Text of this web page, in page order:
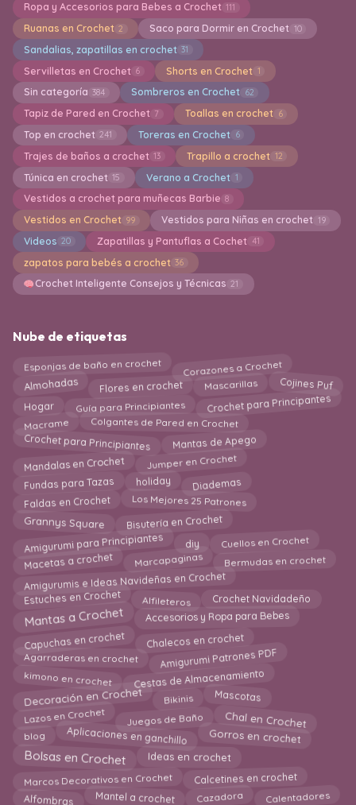
Ropa y Accesorios para Bebes a Crochet 111
Ruanas en Crochet 2 Saco para Dormir en Crochet 10
Sandalias, zapatillas en crochet 31
Servilletas en Crochet 6 Shorts en Crochet 1
Sin categoría 384 Sombreros en Crochet 62
Tapiz de Pared en Crochet 7 Toallas en crochet 6
Top en crochet 241 Toreras en Crochet 6
Trajes de baños a crochet 13 Trapillo a crochet 12
Túnica en crochet 15 Verano a Crochet 1
Vestidos a crochet para muñecas Barbie 8
Vestidos en Crochet 99 Vestidos para Niñas en crochet 19
Videos 20 Zapatillas y Pantuflas a Cochet 41
zapatos para bebés a crochet 36
Crochet Inteligente Consejos y Técnicas 21
Nube de etiquetas
Esponjas de baño en crochet Corazones a Crochet
Almohadas Flores en crochet Mascarillas Cojines Puf
Hogar Guía para Principiantes Crochet para Principantes
Macrame Colgantes de Pared en Crochet
Crochet para Principiantes Mantas de Apego
Mandalas en Crochet Jumper en Crochet
Fundas para Tazas holiday Diademas
Faldas en Crochet Los Mejores 25 Patrones
Grannys Square Bisutería en Crochet
Amigurumi para Principiantes diy Cuellos en Crochet
Macetas a crochet Marcapaginas Bermudas en crochet
Amigurumis e Ideas Navideñas en Crochet
Estuches en Crochet Alfileteros Crochet Navidadeño
Mantas a Crochet Accesorios y Ropa para Bebes
Capuchas en crochet Chalecos en crochet
Agarraderas en crochet Amigurumi Patrones PDF
kimono en crochet Cestas de Almacenamiento
Decoración en Crochet Bikinis Mascotas
Lazos en Crochet Juegos de Baño Chal en Crochet
blog Aplicaciones en ganchillo Gorros en crochet
Bolsas en Crochet Ideas en crochet
Marcos Decorativos en Crochet Calcetines en crochet
Alfombras Mantel a crochet Cazadora Calentadores